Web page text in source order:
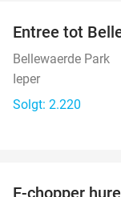
Entree tot
Bellewaerde Park
Ieper
Solgt: 2.220
E-chopper